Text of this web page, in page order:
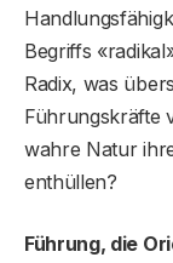
Begriffs
Radix, was
Führungskräfte
wahre Natur
enthüllen?
Führung, die